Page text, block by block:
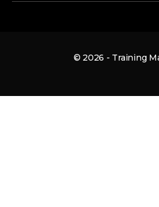
© 2026 - Training